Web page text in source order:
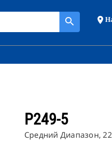
search place
P249-5
Средний Диапазон,